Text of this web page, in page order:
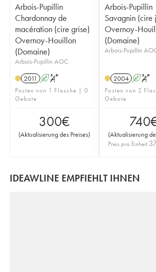
Arbois-Pupillin
Chardonnay de
macération (cire grise)
Overnoy-Houillon
(Domaine)
Arbois-Pupillin AOC
2011
A S
Posten von 1 Flasche | 0
Gebote
300€
(Aktualisierung des Preises)
Arbois-Pupillin
Savagnin (cire
Overnoy-
(Domaine)
Arbois-Pupillin
2004 A S
Posten von 2
Gebote
740
(Aktualisierung
Preis pro Einheit
IDEAWLINE EMPFIEHLT IHNEN